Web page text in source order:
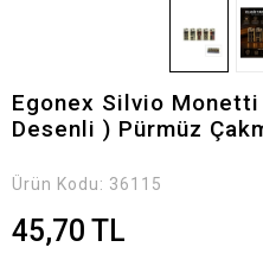
Egonex Silvio
Desenli ) Pürmüz
Ürün Kodu: 36115
45,70 TL